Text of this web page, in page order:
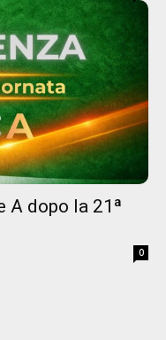
A dopo la 21ª
0